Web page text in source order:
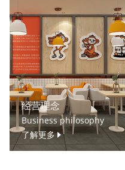
经营理念
Business philosophy
了解更多